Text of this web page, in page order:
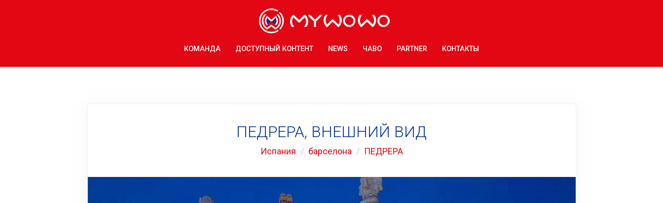
КОМАНДА ДОСТУПНЫЙ КОНТЕНТ NEWS ЧАВО PARTNER КОНТАКТЫ
ПЕДРЕРА, ВНЕШНИЙ ВИД
Испания барселона ПЕДРЕРА